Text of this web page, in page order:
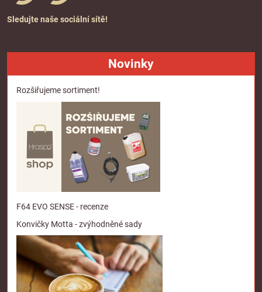
Sledujte naše sociální sítě!
Novinky
Rozšiřujeme sortiment!
F64 EVO SENSE - recenze
Konvičky Motta - zvýhodněné sady